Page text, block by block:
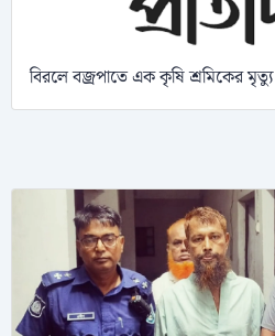
বিরলে বজ্রপাতে এক কৃষি শ্রমিকের মৃত্যু